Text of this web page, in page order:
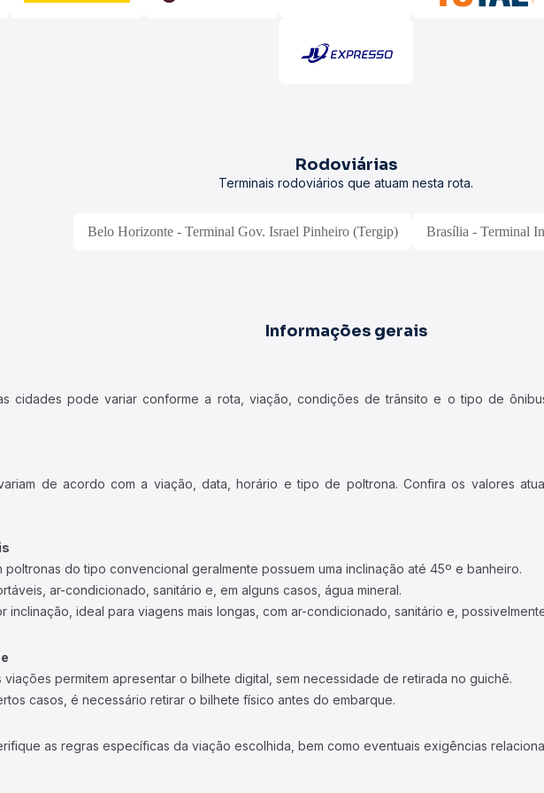
Rodoviárias
Terminais rodoviários que atuam nesta rota.
Belo Horizonte - Terminal Gov. Israel Pinheiro (Tergip) Brasília - Terminal
Informações gerais
cidades pode variar conforme a rota, viação, condições de trânsito e o tipo de
de acordo com a viação, data, horário e tipo de poltrona. Confira os valores
poltronas do tipo convencional geralmente possuem uma inclinação até 45º e banheiro.
ar-condicionado, sanitário e, em alguns casos, água mineral.
inclinação, ideal para viagens mais longas, com ar-condicionado, sanitário e,
viações permitem apresentar o bilhete digital, sem necessidade de retirada no guichê.
casos, é necessário retirar o bilhete físico antes do embarque.
as regras específicas da viação escolhida, bem como eventuais exigências